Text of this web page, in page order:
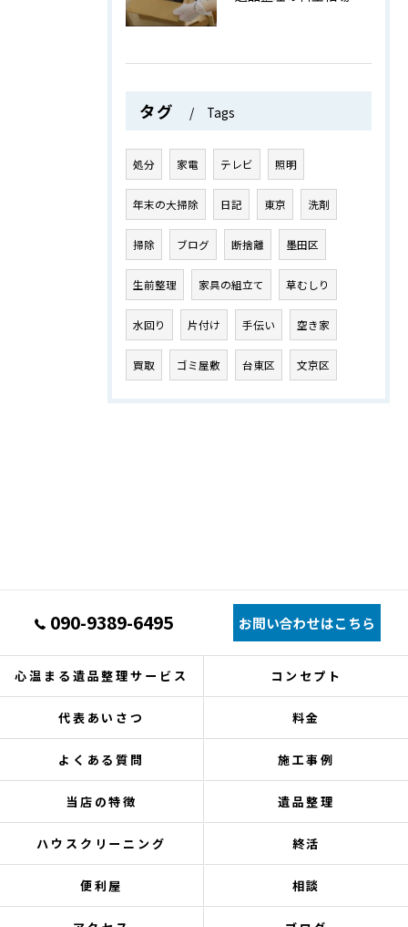
タグ Tags
処分 家電 テレビ 照明
年末の大掃除 日記 東京 洗剤
掃除 ブログ 断捨離 墨田区
生前整理 家具の組立て 草むしり
水回り 片付け 手伝い 空き家
買取 ゴミ屋敷 台東区 文京区
090-9389-6495 お問い合わせはこちら
心温まる遺品整理サービス コンセプト
代表あいさつ 料金
よくある質問 施工事例
当店の特徴 遺品整理
ハウスクリーニング 終活
便利屋 相談